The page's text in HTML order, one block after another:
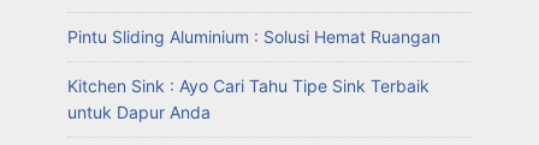
Pintu Sliding Aluminium : Solusi Hemat Ruangan
Kitchen Sink : Ayo Cari Tahu Tipe Sink Terbaik
untuk Dapur Anda